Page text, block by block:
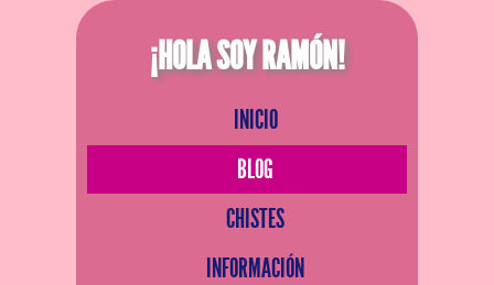
¡HOLA SOY RAMÓN!
INICIO
BLOG
CHISTES
INFORMACIÓN